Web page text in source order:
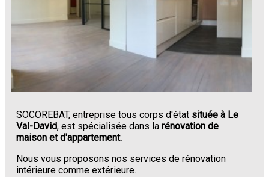
SOCOREBAT, entreprise tous corps d'état située à Le
Val-David, est spécialisée dans larénovation de
maison et d'appartement.
Nous vous proposons nos services de rénovation
intérieure comme extérieure.